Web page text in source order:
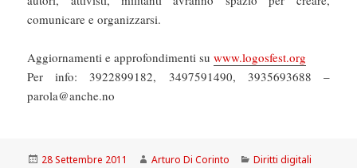
comunicare e organizzarsi.
Aggiornamenti e approfondimenti suwww.logosfest.org
Per info: 3922899182, 3497591490, 3935693688 –
parola@anche.no
Scritto
28 Settembre 2011 Autore
Arturo Di Corinto Categorie
Diritti digitali